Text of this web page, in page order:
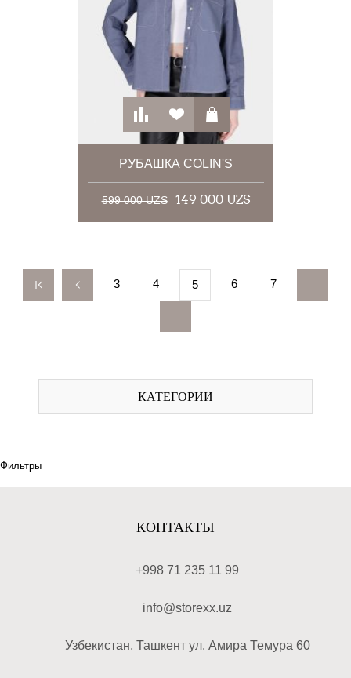
РУБАШКА COLIN'S
599 000 UZS 149 000 UZS
3 4 5 6 7
КАТЕГОРИИ
Фильтры
КОНТАКТЫ
+998 71 235 11 99
info@storexx.uz
Узбекистан, Ташкент ул. Амира Темура 60